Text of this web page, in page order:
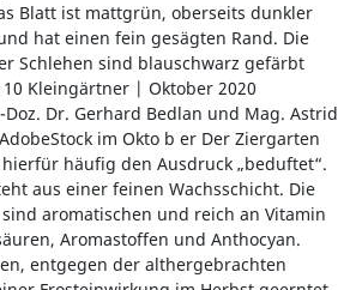
Blatt ist mattgrün, oberseits dunkler
hat einen fein gesägten Rand. Die
Schlehen sind blauschwarz gefärbt
Kleingärtner | Oktober 2020
Dr. Gerhard Bedlan und Mag. Astrid
im Okto b er Der Ziergarten
häufig den Ausdruck „beduftet“.
aus einer feinen Wachsschicht. Die
aromatischen und reich an Vitamin
Aromastoffen und Anthocyan.
entgegen der althergebrachten